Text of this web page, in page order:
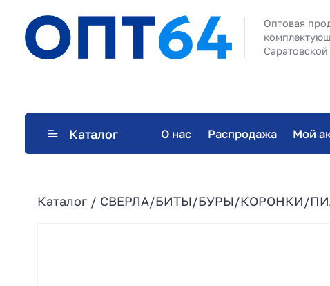
Оптовая
Саратовской
Каталог О нас Распродажа Мой
Каталог / СВЕРЛА/БИТЫ/БУРЫ/КОРОНКИ/